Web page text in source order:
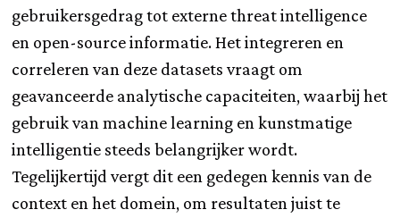
gebruikersgedrag tot externe threat intelligence
en open-source informatie. Het integreren en
correleren van deze datasets vraagt om
geavanceerde analytische capaciteiten, waarbij het
gebruik van machine learning en kunstmatige
intelligentie steeds belangrijker wordt.
Tegelijkertijd vergt dit een gedegen kennis van de
context en het domein, om resultaten juist te